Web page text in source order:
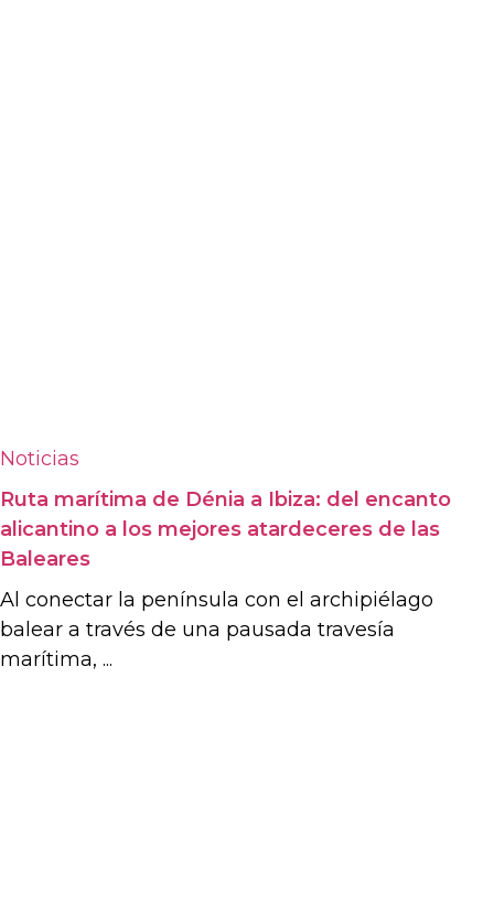
Noticias
Ruta marítima de Dénia a Ibiza: del encanto
alicantino a los mejores atardeceres de las
Baleares
Al conectar la península con el archipiélago
balear a través de una pausada travesía
marítima, ...